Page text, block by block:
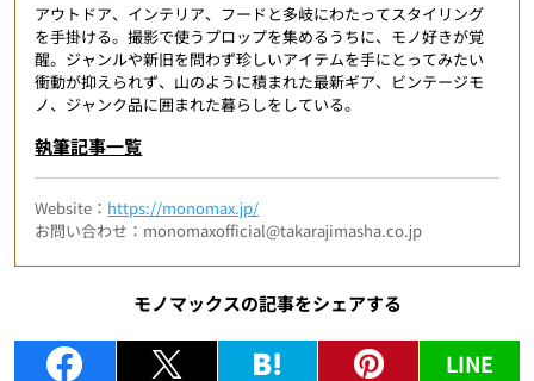
アウトドア、インテリア、フードと多岐にわたってスタイリング
を手掛ける。撮影で使うプロップを集めるうちに、モノ好きが覚
醒。ジャンルや新旧を問わず珍しいアイテムを手にとってみたい
衝動が抑えられず、山のように積まれた最新ギア、ビンテージモ
ノ、ジャンク品に囲まれた暮らしをしている。
執筆記事一覧
Website： https://monomax.jp/
お問い合わせ：monomaxofficial@takarajimasha.co.jp
モノマックスの記事をシェアする
LINE